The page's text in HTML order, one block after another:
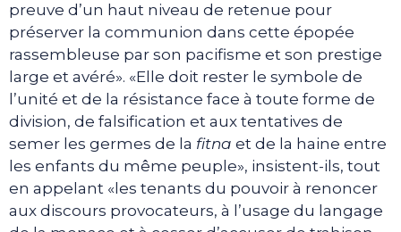
preuve d’un haut niveau de retenue pour
préserver la communion dans cette épopée
rassembleuse par son pacifisme et son prestige
large et avéré». «Elle doit rester le symbole de
l’unité et de la résistance face à toute forme de
division, de falsification et aux tentatives de
semer les germes de la fitna et de la haine entre
les enfants du même peuple», insistent-ils, tout
en appelant «les tenants du pouvoir à renoncer
aux discours provocateurs, à l’usage du langage